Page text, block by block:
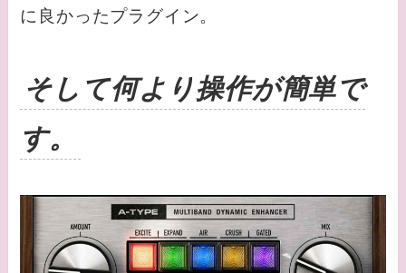
に良かったプラグイン。
そして何より操作が簡単で
す。